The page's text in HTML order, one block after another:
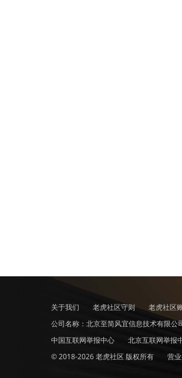
关于我们 老虎社区守则 老虎社区
公司名称：北京至简风宜信息技术有限公
中国互联网举报中心
北京互联网举报
© 2018-2026 老虎社区 版权所有
营业